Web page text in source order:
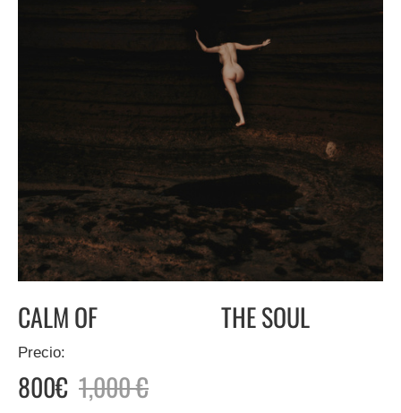
CALM OF THE SOUL
Precio:
800€ 1,000 €